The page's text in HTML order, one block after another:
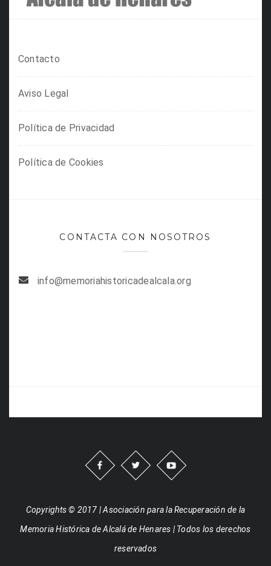
Contacto
Aviso Legal
Política de Privacidad
Política de Cookies
CONTACTA CON NOSOTROS
info@memoriahistoricadealcala.org
Copyrights © 2017 | Asociación para la Recuperación de la
Memoria Histórica de Alcalá de Henares | Todos los derechos
reservados